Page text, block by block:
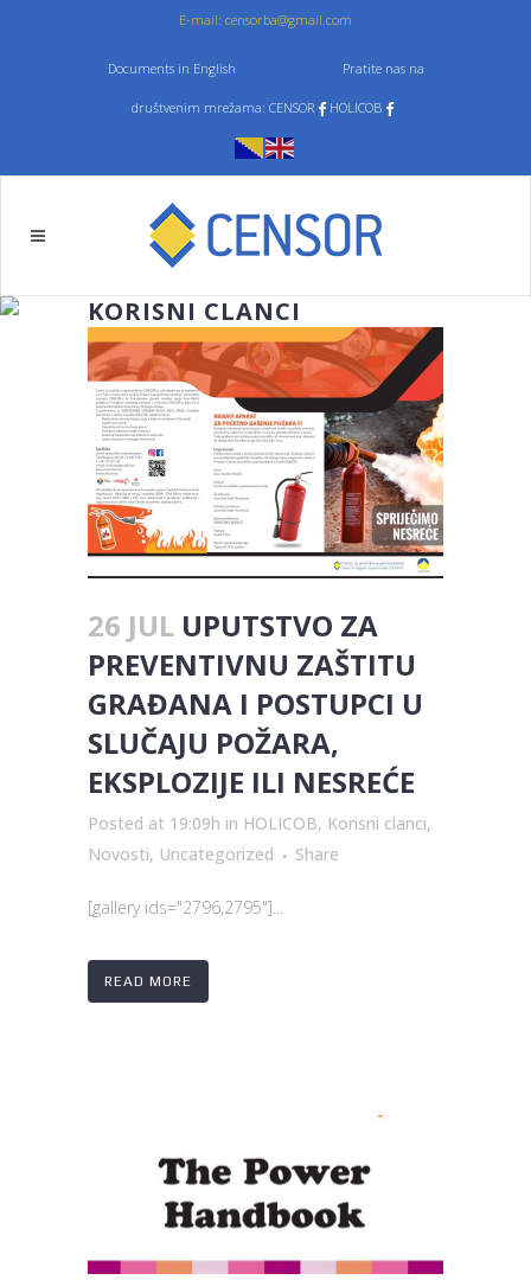
E-mail: censorba@gmail.com
Documents in English Pratite nas na
društvenim mrežama: CENSOR HOLICOB
KORISNI CLANCI
26 JUL UPUTSTVO ZA
PREVENTIVNU ZAŠTITU
GRAĐANA I POSTUPCI U
SLUČAJU POŽARA,
EKSPLOZIJE ILI NESREĆE
Posted at 19:09h in HOLICOB, Korisni clanci,
Novosti, Uncategorized Share
[gallery ids="2796,2795"]...
READ MORE